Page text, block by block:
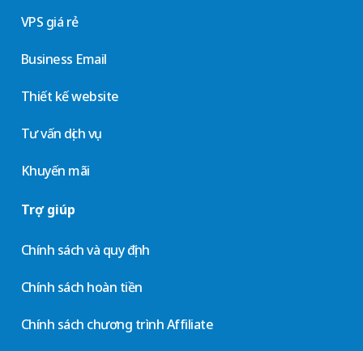
VPS giá rẻ
Business Email
Thiết kế website
Tư vấn dịch vụ
Khuyến mãi
Trợ giúp
Chính sách và quy định
Chính sách hoàn tiền
Chính sách chương trình Affiliate